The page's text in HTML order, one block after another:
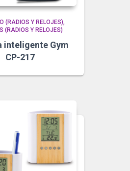
(RADIOS Y RELOJES)
(RADIOS Y RELOJES)
inteligente Gym
CP-217